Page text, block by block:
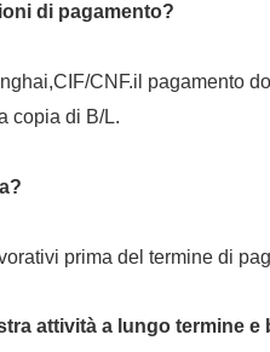
di pagamento?
CNF.il pagamento
copia di B/L.
prima del termine di
attività a lungo termine